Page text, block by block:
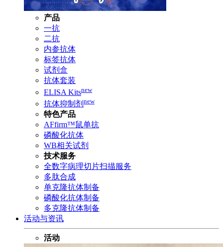
产品
一抗
二抗
内参抗体
标签抗体
试剂盒
抗体套装
ELISA Kitsnew
抗体抑制剂 new
特色产品
AFfirm™鼠单抗
磷酸化抗体
WB相关试剂
技术服务
全数字病理切片扫描服务
多肽合成
单克隆抗体制备
磷酸化抗体制备
多克隆抗体制备
活动与资讯
活动